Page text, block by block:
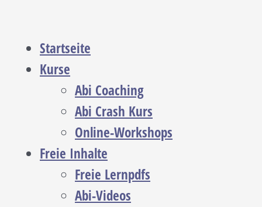
Startseite
Kurse
Abi Coaching
Abi Crash Kurs
Online-Workshops
Freie Inhalte
Freie Lernpdfs
Abi-Videos